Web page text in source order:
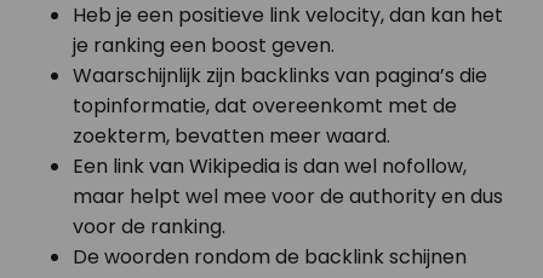
Heb je een positieve link velocity, dan kan het
je ranking een boost geven.
Waarschijnlijk zijn backlinks van pagina’s die
topinformatie, dat overeenkomt met de
zoekterm, bevatten meer waard.
Een link van Wikipedia is dan wel nofollow,
maar helpt wel mee voor de authority en dus
voor de ranking.
De woorden rondom de backlink schijnen